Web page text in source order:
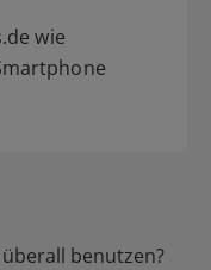
wie
benutzen?